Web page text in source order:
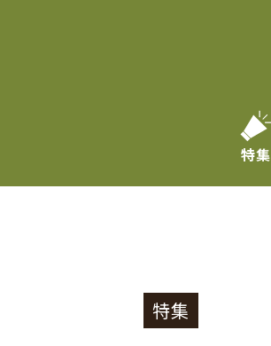
特集
特集